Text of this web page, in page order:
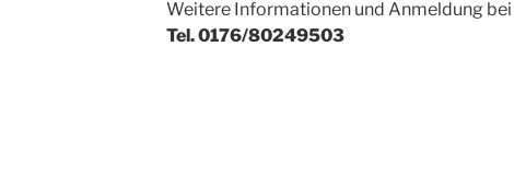
Weitere Informationen und Anmeldung bei
Tel. 0176/80249503